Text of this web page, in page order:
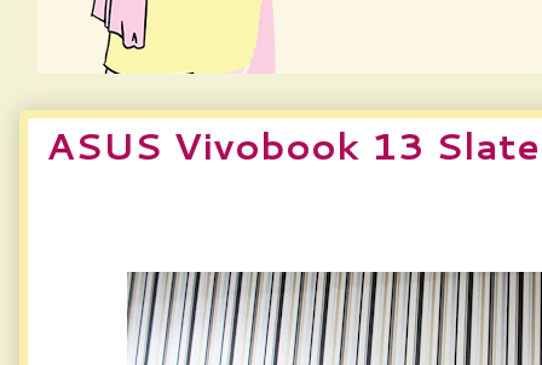
ASUS Vivobook 13